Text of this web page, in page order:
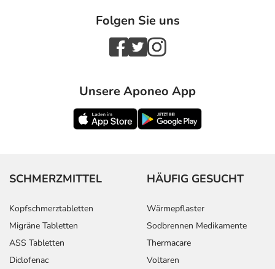
Folgen Sie uns
Unsere Aponeo App
SCHMERZMITTEL
Kopfschmerztabletten
Migräne Tabletten
ASS Tabletten
Diclofenac
HÄUFIG GESUCHT
Wärmepflaster
Sodbrennen Medikamente
Thermacare
Voltaren